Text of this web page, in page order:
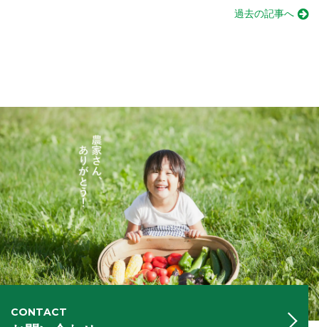
過去の記事へ
CONTACT